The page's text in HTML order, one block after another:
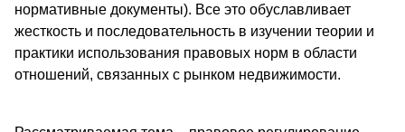
нормативные документы). Все это обуславливает
жесткость и последовательность в изучении теории и
практики использования правовых норм в области
отношений, связанных с рынком недвижимости.